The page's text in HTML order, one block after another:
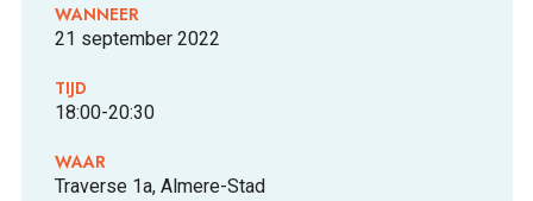
ONTDEKKEN
WANNEER
21 september 2022
TIJD
18:00-20:30
WAAR
Traverse 1a, Almere-Stad